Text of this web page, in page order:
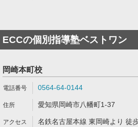
ECCの個別指導塾ベストワン
岡崎本町校
0564-64-0144
愛知県岡崎市八幡町1-37
名鉄名古屋本線 東岡崎より 徒